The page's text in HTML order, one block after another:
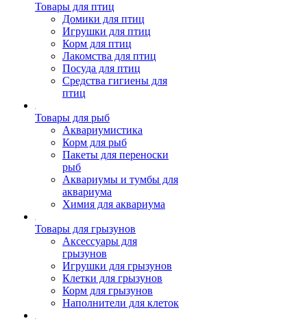
Товары для птиц
Домики для птиц
Игрушки для птиц
Корм для птиц
Лакомства для птиц
Посуда для птиц
Средства гигиены для
птиц
Товары для рыб
Аквариумистика
Корм для рыб
Пакеты для переноски
рыб
Аквариумы и тумбы для
аквариума
Химия для аквариума
Товары для грызунов
Аксессуары для
грызунов
Игрушки для грызунов
Клетки для грызунов
Корм для грызунов
Наполнители для клеток